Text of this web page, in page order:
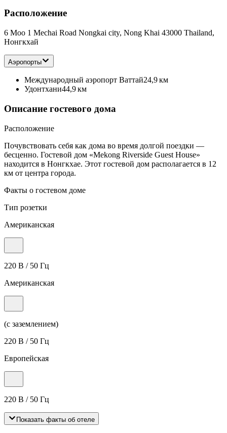
Расположение
6 Moo 1 Mechai Road Nongkai city, Nong Khai 43000 Thailand,
Нонгкхай
Аэропорты
Международный аэропорт Ваттай24,9 км
Удонтхани44,9 км
Описание гостевого дома
Расположение
Почувствовать себя как дома во время долгой поездки —
бесценно. Гостевой дом «Mekong Riverside Guest House»
находится в Нонгкхае. Этот гостевой дом располагается в 12
км от центра города.
Факты о гостевом доме
Тип розетки
Американская
220 В / 50 Гц
Американская
(с заземлением)
220 В / 50 Гц
Европейская
220 В / 50 Гц
Показать факты об отеле